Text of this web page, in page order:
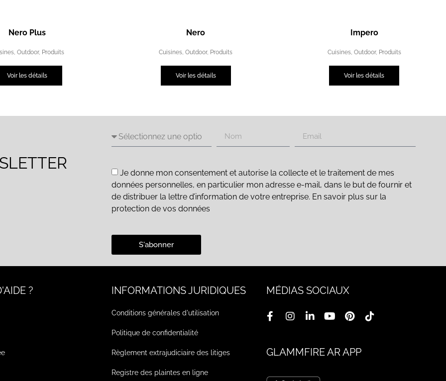
Nero Plus
, Outdoor, Produits
Voir les détails
Nero
Cuisines,Outdoor, Produits
Voir les détails
Impero
Cuisines, Outdoor, Produits
Voir les détails
Je donne mon consentement et autorise la collecte et le traitement de mes
données personnelles, en particulier mon adresse e-mail, dans le but de fournir et
de distribuer la lettre d’information de votre entreprise. En savoir plus sur la
protection de vos données
S'abonner
? INFORMATIONS JURIDIQUES
Conditions générales d'utilisation
Politique de confidentialité
Règlement extrajudiciaire des litiges
Registre des plaintes en ligne
MÉDIAS SOCIAUX
GLAMMFIRE AR APP